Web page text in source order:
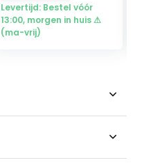
Levertijd: Bestel vóór
13:00, morgen in huis ⚠
(ma-vrij)